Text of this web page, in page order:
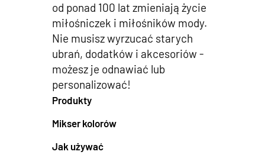
od ponad 100 lat zmieniają życie
miłośniczek i miłośników mody.
Nie musisz wyrzucać starych
ubrań, dodatków i akcesoriów -
możesz je odnawiać lub
personalizować!
Produkty
Mikser kolorów
Jak używać